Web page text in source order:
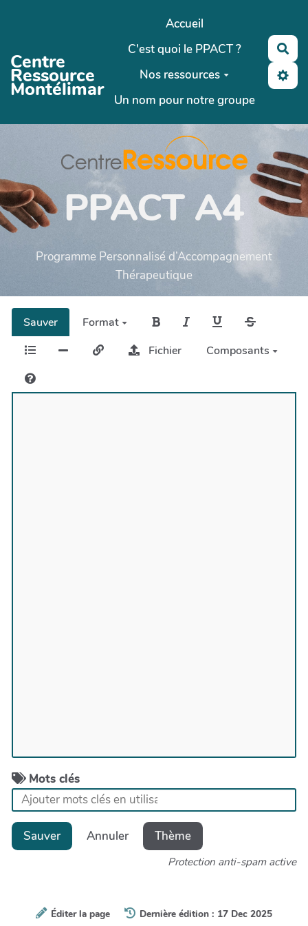
Centre
Ressource
Montélimar
Accueil
C'est quoi le PPACT ?
Nos ressources
Un nom pour notre groupe
PPACT A4
Programme Personnalisé d’Accompagnement
Thérapeutique
Sauver
Format
Fichier
Composants
Mots clés
Sauver Annuler Thème
Protection anti-spam active
Éditer la page Dernière édition : 17 Dec 2025